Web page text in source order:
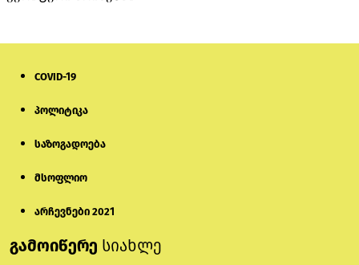
COVID-19
პოლიტიკა
საზოგადოება
მსოფლიო
არჩევნები 2021
გამოიწერე სიახლე